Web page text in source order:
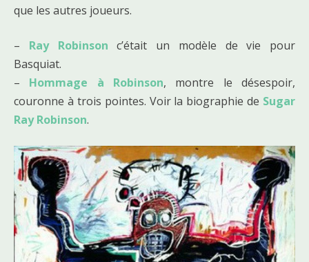
que les autres joueurs.
– Ray Robinson c’était un modèle de vie pour
Basquiat.
– Hommage à Robinson, montre le désespoir,
couronne à trois pointes. Voir la biographie de Sugar
Ray Robinson.